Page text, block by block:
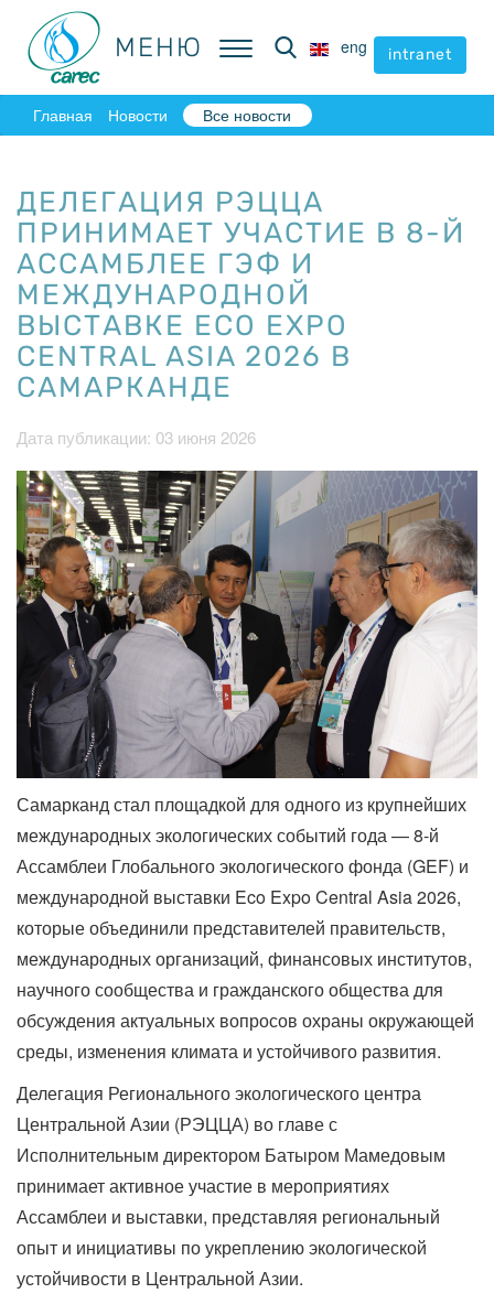
МЕНЮ eng intranet
МЕНЮ eng intranet
Главная Новости Все новости
ДЕЛЕГАЦИЯ РЭЦЦА
ПРИНИМАЕТ УЧАСТИЕ В 8-Й
АССАМБЛЕЕ ГЭФ И
МЕЖДУНАРОДНОЙ
ВЫСТАВКЕ ECO EXPO
CENTRAL ASIA 2026 В
САМАРКАНДЕ
Дата публикации: 03 июня 2026
Самарканд стал площадкой для одного из крупнейших
международных экологических событий года — 8-й
Ассамблеи Глобального экологического фонда (GEF) и
международной выставки Eco Expo Central Asia 2026,
которые объединили представителей правительств,
международных организаций, финансовых институтов,
научного сообщества и гражданского общества для
обсуждения актуальных вопросов охраны окружающей
среды, изменения климата и устойчивого развития.
Делегация Регионального экологического центра
Центральной Азии (РЭЦЦА) во главе с
Исполнительным директором Батыром Мамедовым
принимает активное участие в мероприятиях
Ассамблеи и выставки, представляя региональный
опыт и инициативы по укреплению экологической
устойчивости в Центральной Азии.